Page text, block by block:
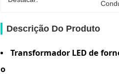
Descrição Do Produto
Transformador LED de
o